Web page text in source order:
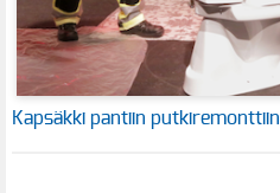
Kapsäkki pantiin putkiremonttiin